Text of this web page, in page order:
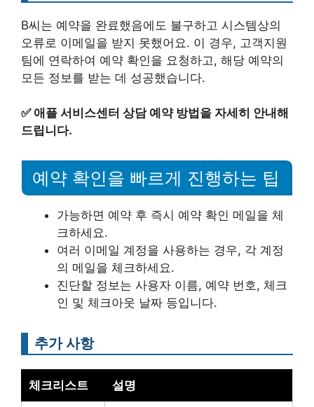
B씨는 예약을 완료했음에도 불구하고 시스템상의
오류로 이메일을 받지 못했어요. 이 경우, 고객지원
팀에 연락하여 예약 확인을 요청하고, 해당 예약의
모든 정보를 받는 데 성공했습니다.
✅ 애플 서비스센터 상담 예약 방법을 자세히 안내해
드립니다.
예약 확인을 빠르게 진행하는 팁
가능하면 예약 후 즉시 예약 확인 메일을 체
크하세요.
여러 이메일 계정을 사용하는 경우, 각 계정
의 메일을 체크하세요.
진단할 정보는 사용자 이름, 예약 번호, 체크
인 및 체크아웃 날짜 등입니다.
추가 사항
체크리스트 설명